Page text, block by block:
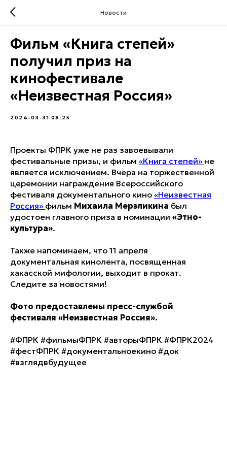
Новости
Фильм «Книга степей»
получил приз на
кинофестивале
«Неизвестная Россия»
2024-03-31 08:25
Проекты ФПРК уже не раз завоевывали
фестивальные призы, и фильм «Книга степей» не
является исключением. Вчера на торжественной
церемонии награждения Всероссийского
фестиваля документального кино «Неизвестная
Россия» фильм Михаила Мерзликина был
удостоен главного приза в номинации «Этно-
культура».
Также напоминаем, что 11 апреля
документальная кинолента, посвященная
хакасской мифологии, выходит в прокат.
Следите за новостями!
Фото предоставлены пресс-службой
фестиваля «Неизвестная Россия».
#ФПРК #фильмыФПРК #авторыФПРК #ФПРК2024
#фестФПРК #документальноекино #док
#взглядвбудущее